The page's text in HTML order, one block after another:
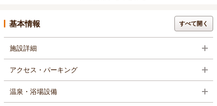
基本情報 すべて開く
施設詳細
アクセス・パーキング
温泉・浴場設備